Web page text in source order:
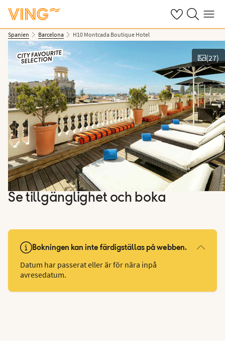
Se dinaSök på ving.se
Meny
Spanien Barcelona H10 Montcada Boutique Hotel
Se bilder
(27)
Se tillgänglighet och boka
Bokningen kan inte färdigställas på webben.
Datum har passerat eller är för nära inpå
avresedatum.